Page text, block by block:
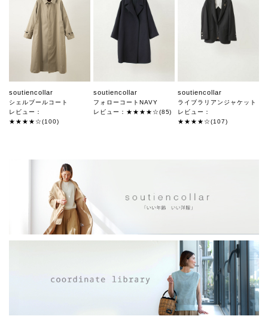
soutiencollar
シェルブールコート
レビュー：
★★★★☆(100)
soutiencollar
フォローコートNAVY
レビュー：★★★★☆(85)
soutiencollar
ライブラリアンジャケット
レビュー：
★★★★☆(107)